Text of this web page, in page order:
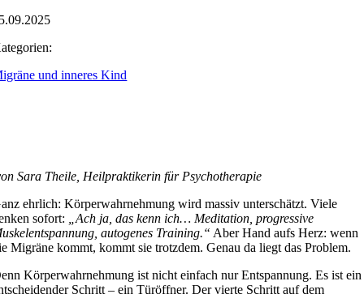
und inneres Kind
Sara Theile, Heilpraktikerin für Psychotherapie
ehrlich: Körperwahrnehmung wird massiv unterschätzt. Viele
sofort:
„Ach ja, das kenn ich… Meditation, progressive
autogenes Training.“ Aber Hand aufs Herz: wenn
Migräne kommt, kommt sie trotzdem. Genau da liegt das Problem.
Körperwahrnehmung ist nicht einfach nur Entspannung. Es ist ein
Schritt – ein Türöffner. Der vierte Schritt auf dem